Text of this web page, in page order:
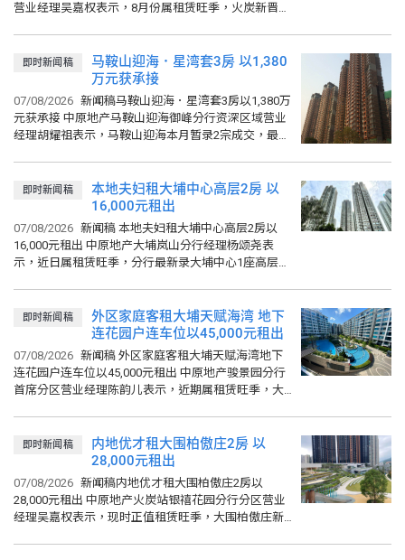
营业经理吴嘉权表示，8月份属租赁旺季，火炭新晋屋
即时新闻稿
马鞍山迎海．星湾套3房 以1,380
万元获承接
07/08/2026 新闻稿马鞍山迎海．星湾套3房以1,380万
元获承接 中原地产马鞍山迎海御峰分行资深区域营业
经理胡耀祖表示，马鞍山迎海本月暂录2宗成交，最新
即时新闻稿
本地夫妇租大埔中心高层2房 以
16,000元租出
07/08/2026 新闻稿 本地夫妇租大埔中心高层2房以
16,000元租出 中原地产大埔岚山分行经理杨颂尧表
示，近日属租赁旺季，分行最新录大埔中心1座高层G
即时新闻稿
外区家庭客租大埔天赋海湾 地下
连花园户连车位以45,000元租出
07/08/2026 新闻稿 外区家庭客租大埔天赋海湾地下
连花园户连车位以45,000元租出 中原地产骏景园分行
首席分区营业经理陈韵儿表示，近期属租赁旺季，大
即时新闻稿
内地优才租大围柏傲庄2房 以
28,000元租出
07/08/2026 新闻稿内地优才租大围柏傲庄2房以
28,000元租出 中原地产火炭站银禧花园分行分区营业
经理吴嘉权表示，现时正值租赁旺季，大围柏傲庄新